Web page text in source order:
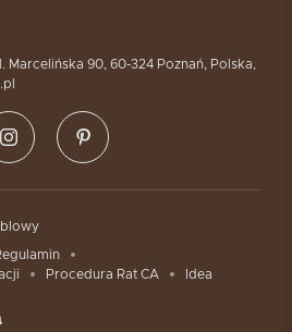
Marcelińska 90, 60-324 Poznań, Polska,
Procedura Rat CA Idea